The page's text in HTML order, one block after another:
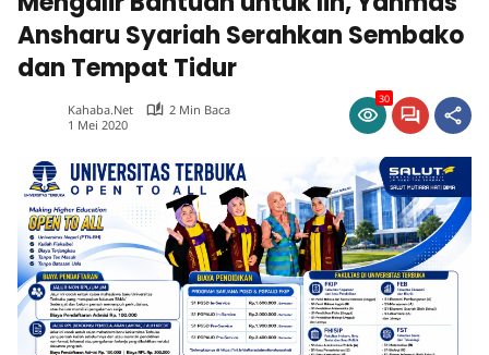
Ansharu Syariah Serahkan Sembako
dan Tempat Tidur
Kahaba.net
2 Min Baca
1 Mei 2020
30